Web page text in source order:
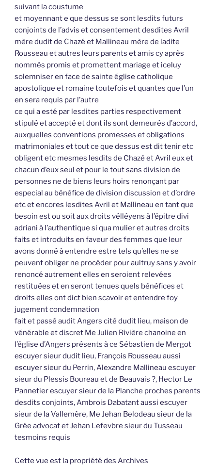
suivant la coustume
et moyennant e que dessus se sont lesdits futurs
conjoints de l’advis et consentement desdites Avril
mère dudit de Chazé et Mallineau mère de ladite
Rousseau et autres leurs parents et amis cy après
nommés promis et promettent mariage et iceluy
solemniser en face de sainte église catholique
apostolique et romaine toutefois et quantes que l’un
en sera requis par l’autre
ce qui a esté par lesdites parties respectivement
stipulé et accepté et dont ils sont demeurés d’accord,
auxquelles conventions promesses et obligations
matrimoniales et tout ce que dessus est dit tenir etc
obligent etc mesmes lesdits de Chazé et Avril eux et
chacun d’eux seul et pour le tout sans division de
personnes ne de biens leurs hoirs renonçant par
especial au bénéfice de division discussion et d’ordre
etc et encores lesdites Avril et Mallineau en tant que
besoin est ou soit aux droits vélléyens à l’épitre divi
adriani à l’authentique si qua mulier et autres droits
faits et introduits en faveur des femmes que leur
avons donné à entendre estre tels qu’elles ne se
peuvent obliger ne procéder pour aultruy sans y avoir
renoncé autrement elles en seroient relevées
restituées et en seront tenues quels bénéfices et
droits elles ont dict bien scavoir et entendre foy
jugement condemnation
fait et passé audit Angers cité dudit lieu, maison de
vénérable et discret Me Julien Rivière chanoine en
l’église d’Angers présents à ce Sébastien de Mergot
escuyer sieur dudit lieu, François Rousseau aussi
escuyer sieur du Perrin, Alexandre Mallineau escuyer
sieur du Plessis Boureau et de Beauvais ?, Hector Le
Pannetier escuyer sieur de la Planche proches parents
desdits conjoints, Ambrois Dabatant aussi escuyer
sieur de la Vallemère, Me Jehan Belodeau sieur de la
Grée advocat et Jehan Lefevbre sieur du Tusseau
tesmoins requis
Cette vue est la propriété des Archives